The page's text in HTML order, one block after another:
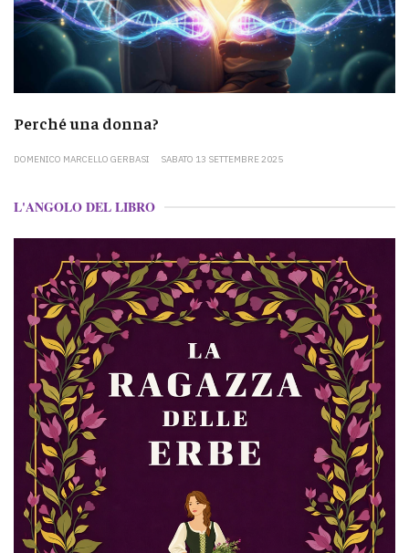
Perché una donna?
DOMENICO MARCELLO GERBASI SABATO 13 SETTEMBRE 2025
L'ANGOLO DEL LIBRO